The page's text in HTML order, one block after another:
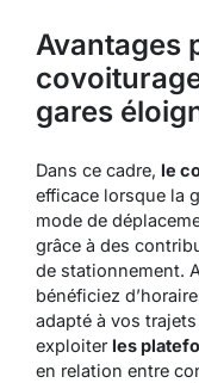
Avantages
gares
Dans ce cadre, le
efficace lorsque la
mode de
grâce à des
de stationnement.
bénéficiez
adapté à vos
exploiter les
en relation entre